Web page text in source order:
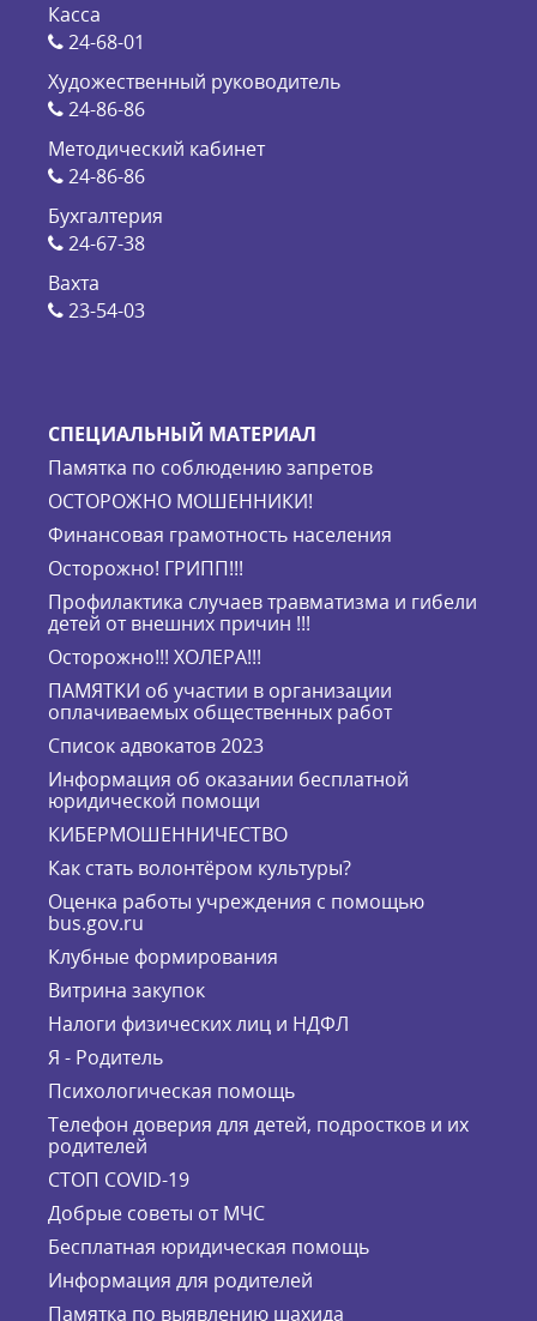
Касса
24-68-01
Художественный руководитель
24-86-86
Методический кабинет
24-86-86
Бухгалтерия
24-67-38
Вахта
23-54-03
СПЕЦИАЛЬНЫЙ МАТЕРИАЛ
Памятка по соблюдению запретов
ОСТОРОЖНО МОШЕННИКИ!
Финансовая грамотность населения
Осторожно! ГРИПП!!!
Профилактика случаев травматизма и гибели
детей от внешних причин !!!
Осторожно!!! ХОЛЕРА!!!
ПАМЯТКИ об участии в организации
оплачиваемых общественных работ
Список адвокатов 2023
Информация об оказании бесплатной
юридической помощи
КИБЕРМОШЕННИЧЕСТВО
Как стать волонтёром культуры?
Оценка работы учреждения с помощью
bus.gov.ru
Клубные формирования
Витрина закупок
Налоги физических лиц и НДФЛ
Я - Родитель
Психологическая помощь
Телефон доверия для детей, подростков и их
родителей
СТОП COVID-19
Добрые советы от МЧС
Бесплатная юридическая помощь
Информация для родителей
Памятка по выявлению шахида